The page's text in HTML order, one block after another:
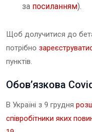
за посиланням).
Щоб долучитися до
потрібно
пунктів.
Обов’язкова
В Україні з 9 грудня
співробітники яких